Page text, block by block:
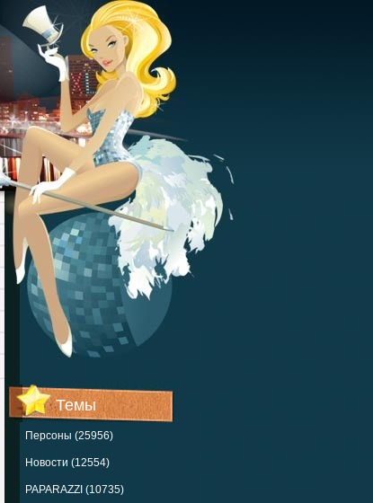
Темы
Персоны (25956)
Новости (12554)
PAPARAZZI (10735)